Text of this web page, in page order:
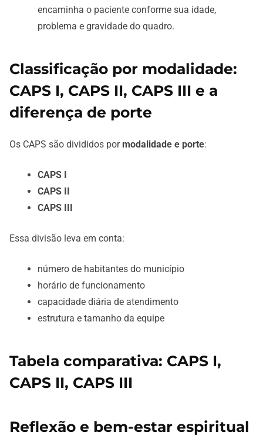
encaminha o paciente conforme sua idade,
problema e gravidade do quadro.
Classificação por modalidade:
CAPS I, CAPS II, CAPS III e a
diferença de porte
Os CAPS são divididos pormodalidade e porte:
CAPS I
CAPS II
CAPS III
Essa divisão leva em conta:
número de habitantes do município
horário de funcionamento
capacidade diária de atendimento
estrutura e tamanho da equipe
Tabela comparativa: CAPS I,
CAPS II, CAPS III
Reflexão e bem-estar espiritual